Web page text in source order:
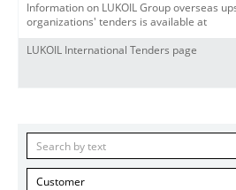
Information on LUKOIL Group overseas
organizations' tenders is available at
LUKOIL International Tenders page
Customer